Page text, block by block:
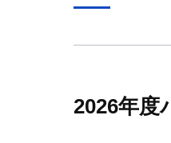
2026年度